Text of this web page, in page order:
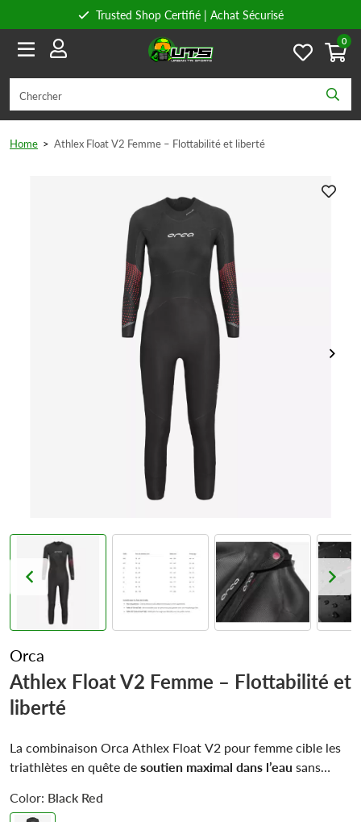
Trusted Shop Certifié | Achat Sécurisé
Conseils personnels
0
Home > Athlex Float V2 Femme – Flottabilité et liberté
Orca
Athlex Float V2 Femme – Flottabilité et
liberté
La combinaison Orca Athlex Float V2 pour femme cible les
triathlètes en quête desoutien maximal dans l’eau sans
améliorer la position horizontale
Color: Black Red